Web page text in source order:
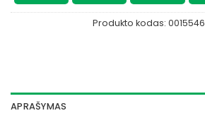
Produkto kodas:
APRAŠYMAS